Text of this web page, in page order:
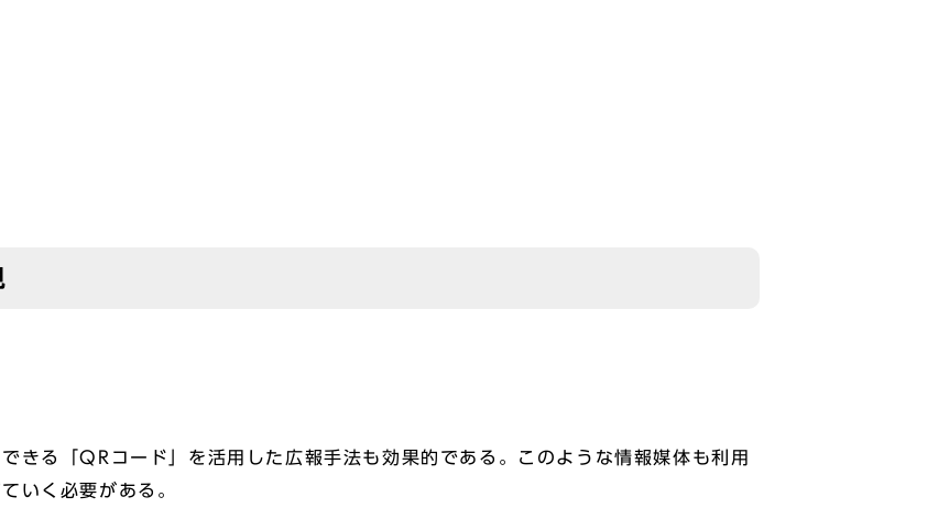
きる「QRコード」を活用した広報手法も効果的である。このような情報媒体も利用
いく必要がある。